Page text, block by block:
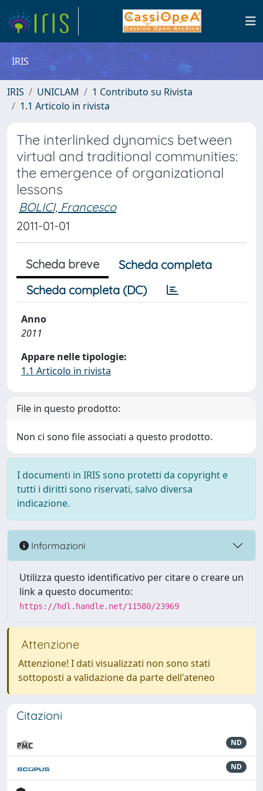
IRIS
IRIS UNICLAM
1 Contributo su Rivista
1.1 Articolo in rivista
The interlinked dynamics between
virtual and traditional communities:
the emergence of organizational
lessons
BOLICI, Francesco
2011-01-01
Scheda breve
Scheda completa
Scheda completa (DC)
Anno
2011
Appare nelle tipologie:
1.1 Articolo in rivista
File in questo prodotto:
Non ci sono file associati a questo prodotto.
I documenti in IRIS sono protetti da copyright e
tutti i diritti sono riservati, salvo diversa
indicazione.
Informazioni
Utilizza questo identificativo per citare o creare un
link a questo documento:
https://hdl.handle.net/11580/23969
Attenzione
Attenzione! I dati visualizzati non sono stati
sottoposti a validazione da parte dell'ateneo
Citazioni
ND
ND